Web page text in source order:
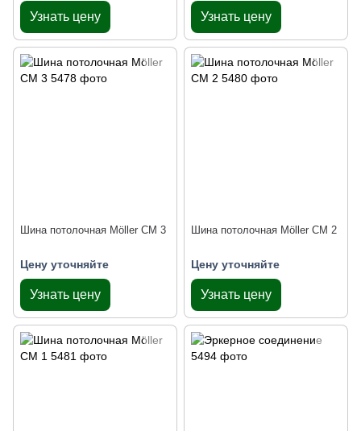
Узнать цену Узнать цену
Шина потолочная Möller СМ 3
Цену уточняйте
Узнать цену
Шина потолочная Möller СМ 2
Цену уточняйте
Узнать цену